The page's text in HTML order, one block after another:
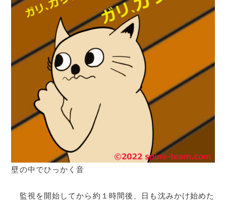
壁の中でひっかく音
監視を開始してから約１時間後、日も沈みかけ始めた